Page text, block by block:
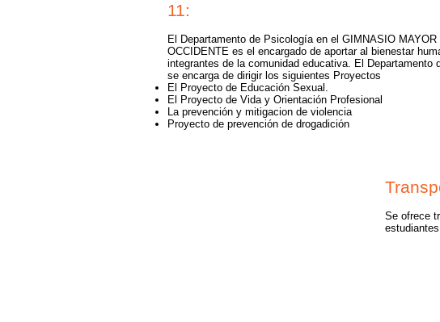
11:
El Departamento de Psicología en el GIMNASIO MAYOR
OCCIDENTE es el encargado de aportar al bienestar
integrantes de la comunidad educativa. El Departamento
se encarga de dirigir los siguientes Proyectos
El Proyecto de Educación Sexual.
El Proyecto de Vida y Orientación Profesional
La prevención y mitigacion de violencia
Proyecto de prevención de drogadición
Se ofrece